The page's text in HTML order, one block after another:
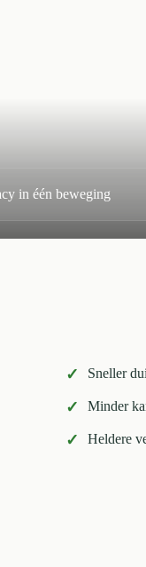
in één beweging
✓ Sneller
✓ Minder
✓ Heldere